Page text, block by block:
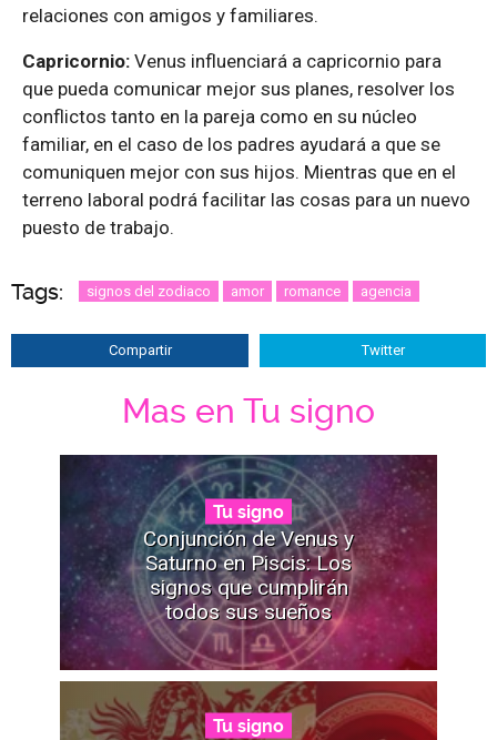
relaciones con amigos y familiares.
Capricornio: Venus influenciará a capricornio para
que pueda comunicar mejor sus planes, resolver los
conflictos tanto en la pareja como en su núcleo
familiar, en el caso de los padres ayudará a que se
comuniquen mejor con sus hijos. Mientras que en el
terreno laboral podrá facilitar las cosas para un nuevo
puesto de trabajo.
Tags: signos del zodiaco amor romance agencia
Compartir Twitter
Mas en Tu signo
Tu signo
Conjunción de Venus y
Saturno en Piscis: Los
signos que cumplirán
todos sus sueños
Tu signo